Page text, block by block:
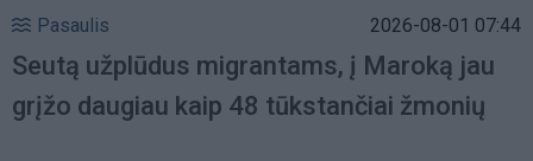
Pasaulis 2026-08-01 07:44
Seutą užplūdus migrantams, į Maroką jau
grįžo daugiau kaip 48 tūkstančiai žmonių